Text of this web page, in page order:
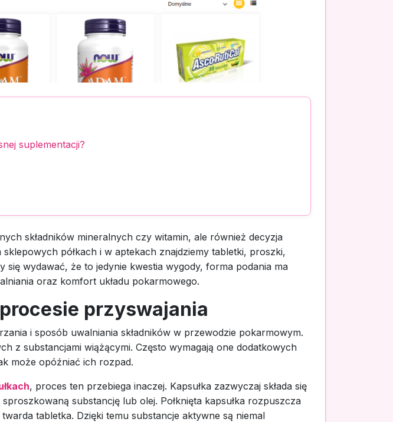
suplementacji?
składników mineralnych czy witamin, ale również decyzja
półkach i w aptekach znajdziemy tabletki, proszki,
się wydawać, że to jedynie kwestia wygody, forma podania ma
oraz komfort układu pokarmowego.
przyswajania
i sposób uwalniania składników w przewodzie pokarmowym.
z substancjami wiążącymi. Często wymagają one dodatkowych
może opóźniać ich rozpad.
, proces ten przebiega inaczej. Kapsułka zazwyczaj składa się
substancję lub olej. Połknięta kapsułka rozpuszcza
tabletka. Dzięki temu substancje aktywne są niemal